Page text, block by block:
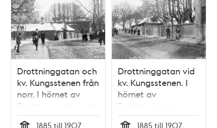
Drottninggatan och
kv. Kungsstenen från
norr. I hörnet av
Drottninggatan och
Kungstensgatan
1885 till 1907
Drottninggatan vid
kv. Kungsstenen. I
hörnet av
Drottninggatan och
Kungstensgatan
1885 till 1907